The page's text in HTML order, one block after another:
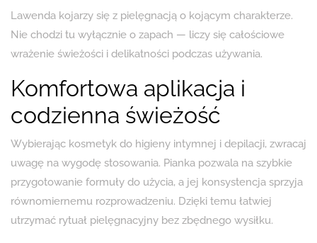
Lawenda kojarzy się z pielęgnacją o kojącym charakterze.
Nie chodzi tu wyłącznie o zapach — liczy się całościowe
wrażenie świeżości i delikatności podczas używania.
Komfortowa aplikacja i
codzienna świeżość
Wybierając kosmetyk do higieny intymnej i depilacji, zwracaj
uwagę na wygodę stosowania. Pianka pozwala na szybkie
przygotowanie formuły do użycia, a jej konsystencja sprzyja
równomiernemu rozprowadzeniu. Dzięki temu łatwiej
utrzymać rytuał pielęgnacyjny bez zbędnego wysiłku.